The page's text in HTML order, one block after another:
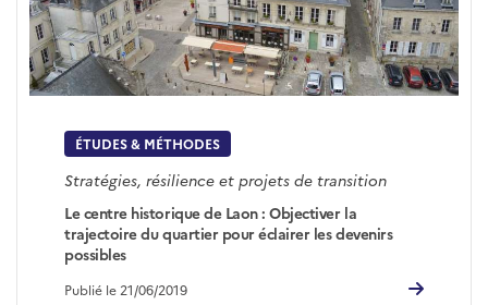
ÉTUDES & MÉTHODES
Stratégies, résilience et projets de transition
Le centre historique de Laon : Objectiver la
trajectoire du quartier pour éclairer les devenirs
possibles
Publié le 21/06/2019